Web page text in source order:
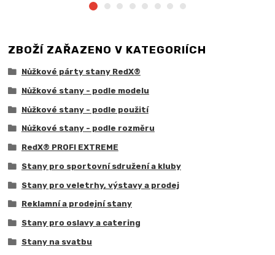
ZBOŽÍ ZAŘAZENO V KATEGORIÍCH
Nůžkové párty stany RedX®
Nůžkové stany - podle modelu
Nůžkové stany - podle použití
Nůžkové stany - podle rozměru
RedX® PROFI EXTREME
Stany pro sportovní sdružení a kluby
Stany pro veletrhy, výstavy a prodej
Reklamní a prodejní stany
Stany pro oslavy a catering
Stany na svatbu